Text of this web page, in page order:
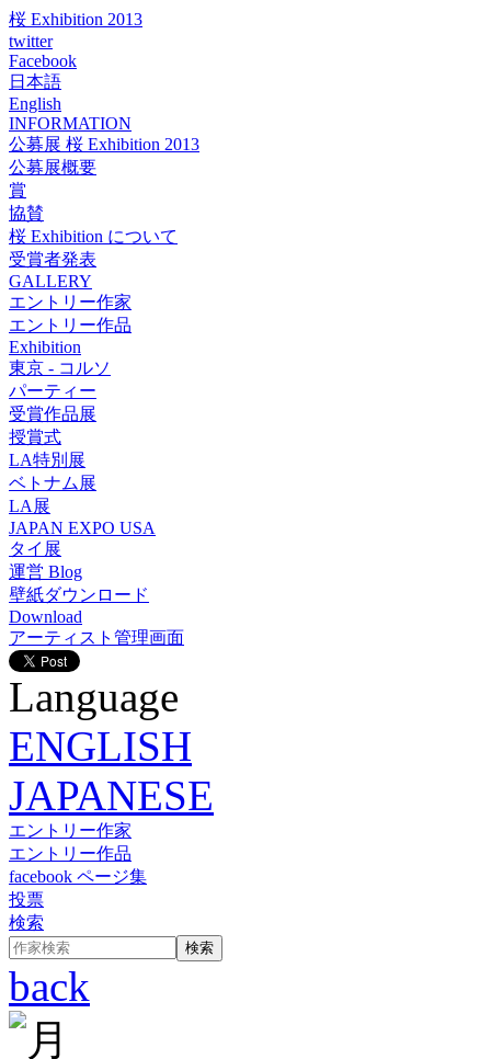
桜 Exhibition 2013
twitter
Facebook
日本語
English
INFORMATION
公募展 桜 Exhibition 2013
公募展概要
賞
協賛
桜 Exhibition について
受賞者発表
GALLERY
エントリー作家
エントリー作品
Exhibition
東京 - コルソ
パーティー
受賞作品展
授賞式
LA特別展
ベトナム展
LA展
JAPAN EXPO USA
タイ展
運営 Blog
壁紙ダウンロード
Download
アーティスト管理画面
Language
ENGLISH
JAPANESE
エントリー作家
エントリー作品
facebook ページ集
投票
検索
back